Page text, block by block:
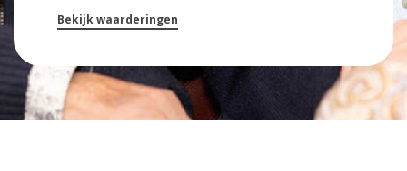
Bekijk waarderingen